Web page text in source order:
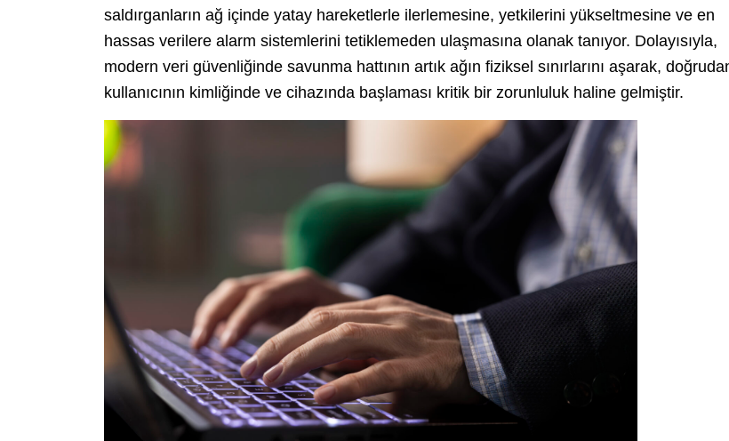
saldırganların ağ içinde yatay hareketlerle ilerlemesine, yetkilerini yükseltmesine ve en
hassas verilere alarm sistemlerini tetiklemeden ulaşmasına olanak tanıyor. Dolayısıyla,
modern veri güvenliğinde savunma hattının artık ağın fiziksel sınırlarını aşarak,
kullanıcının kimliğinde ve cihazında başlaması kritik bir zorunluluk haline gelmiştir.